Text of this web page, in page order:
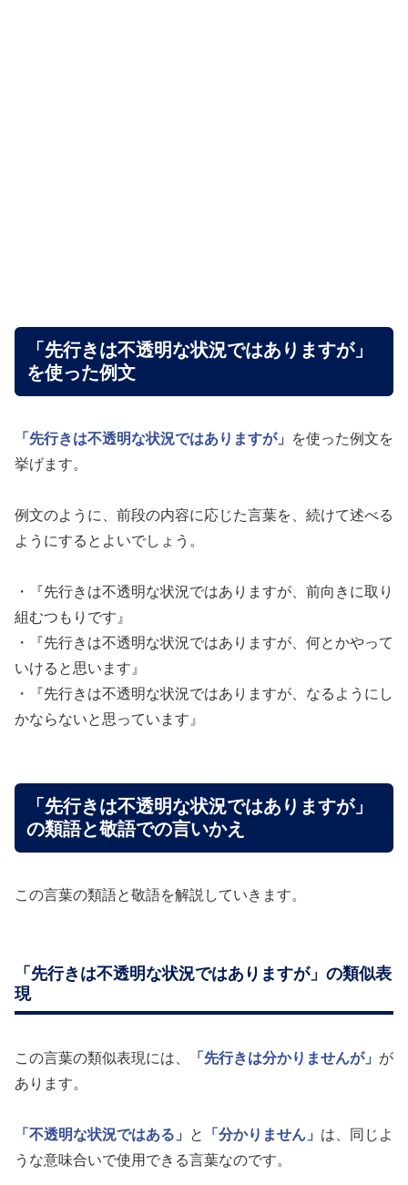
「先行きは不透明な状況ではありますが」
を使った例文
「先行きは不透明な状況ではありますが」
を使った例文を
挙げます。
例文のように、前段の内容に応じた言葉を、続けて述べる
ようにするとよいでしょう。
・『先行きは不透明な状況ではありますが、前向きに取り
組むつもりです』
・『先行きは不透明な状況ではありますが、何とかやって
いけると思います』
・『先行きは不透明な状況ではありますが、なるようにし
かならないと思っています』
「先行きは不透明な状況ではありますが」
の類語と敬語での言いかえ
この言葉の類語と敬語を解説していきます。
「先行きは不透明な状況ではありますが」の類似表
現
この言葉の類似表現には、 「先行きは分かりませんが」 が
あります。
「不透明な状況ではある」 と 「分かりません」 は、同じよ
うな意味合いで使用できる言葉なのです。